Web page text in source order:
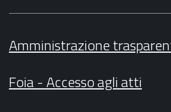
Amministrazione
Foia - Accesso agli atti